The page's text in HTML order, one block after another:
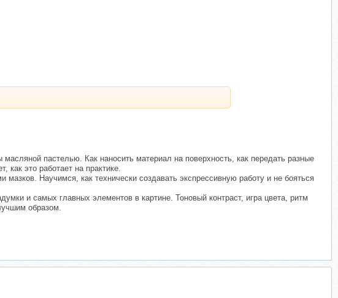
пастелью. Как наносить материал на поверхность, как передать разные
как это работает на практике.
Научимся, как технически создавать экспрессивную работу и не бояться
и самых главных элементов в картине. Тоновый контраст, игра цвета, ритм
образом.